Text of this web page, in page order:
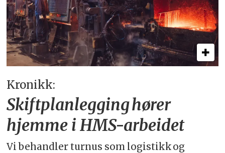
Kronikk:
Skiftplanlegging hører
hjemme i HMS-arbeidet
Vi behandler turnus som logistikk og